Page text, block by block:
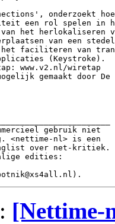
onderzoekt
een rol spelen in
van het herlokaliseren
van een
het faciliteren van
(Keystroke).
www.v2.nl/wiretap
gemaakt door De
gebruik niet
<nettime-nl> is een
over net-kritiek.
edities: